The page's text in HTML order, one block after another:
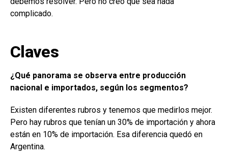
complicado.
Claves
¿Qué panorama se observa entre producción
nacional e importados, según los segmentos?
Existen diferentes rubros y tenemos que medirlos mejor.
Pero hay rubros que tenían un 30% de importación y ahora
están en 10% de importación. Esa diferencia quedó en
Argentina.